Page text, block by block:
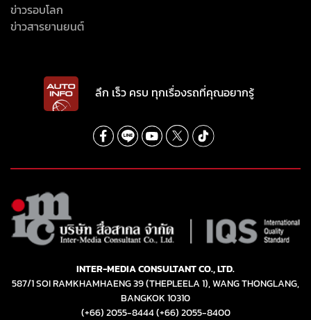
ข่าวรอบโลก
ข่าวสารยานยนต์
ลึก เร็ว ครบ ทุกเรื่องรถที่คุณอยากรู้
INTER-MEDIA CONSULTANT CO., LTD.
587/1 SOI RAMKHAMHAENG 39 (THEPLEELA 1), WANG THONGLANG,
BANGKOK 10310
(+66) 2055-8444(+66) 2055-8400